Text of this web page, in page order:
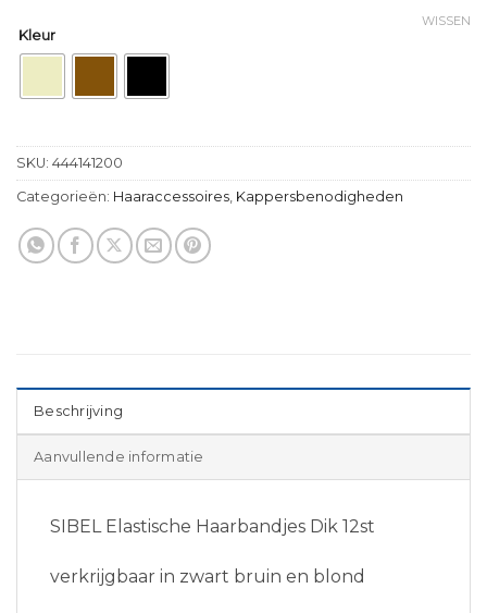
Kleur
WISSEN
SKU: 444141200
Categorieën: Haaraccessoires, Kappersbenodigheden
Beschrijving
Aanvullende informatie
SIBEL Elastische Haarbandjes Dik 12st
verkrijgbaar in zwart bruin en blond